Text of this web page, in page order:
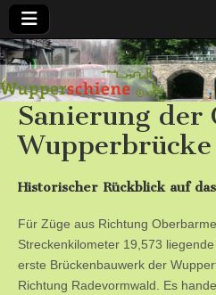
Bahnen
e.V.
Sanierung der
Wupperbrücke
Historischer Rückblick auf
Für Züge aus Richtung
Streckenkilometer 19,573
erste Brückenbauwerk der
Richtung Radevormwald. Es